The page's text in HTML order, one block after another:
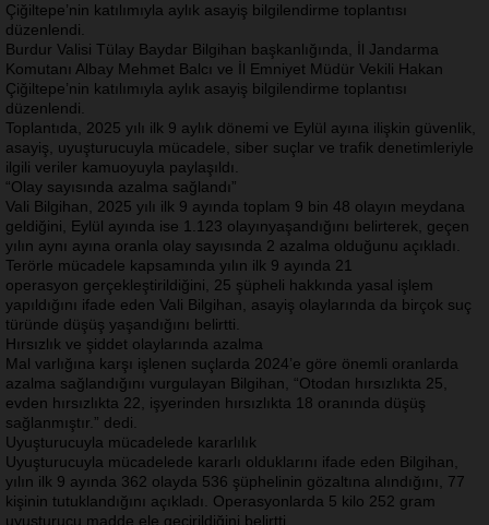
Çiğiltepe’nin katılımıyla aylık asayiş bilgilendirme toplantısı
düzenlendi.
Burdur Valisi Tülay Baydar Bilgihan başkanlığında, İl Jandarma
Komutanı Albay Mehmet Balcı ve İl Emniyet Müdür Vekili Hakan
Çiğiltepe’nin katılımıyla aylık asayiş bilgilendirme toplantısı
düzenlendi.
Toplantıda, 2025 yılı ilk 9 aylık dönemi ve Eylül ayına ilişkin güvenlik,
asayiş, uyuşturucuyla mücadele, siber suçlar ve trafik denetimleriyle
ilgili veriler kamuoyuyla paylaşıldı.
“Olay sayısında azalma sağlandı”
Vali Bilgihan, 2025 yılı ilk 9 ayında toplam 9 bin 48 olayın meydana
geldiğini, Eylül ayında ise 1.123 olayınyaşandığını belirterek, geçen
yılın aynı ayına oranla olay sayısında 2 azalma olduğunu açıkladı.
Terörle mücadele kapsamında yılın ilk 9 ayında 21
operasyon gerçekleştirildiğini, 25 şüpheli hakkında yasal işlem
yapıldığını ifade eden Vali Bilgihan, asayiş olaylarında da birçok suç
türünde düşüş yaşandığını belirtti.
Hırsızlık ve şiddet olaylarında azalma
Mal varlığına karşı işlenen suçlarda 2024’e göre önemli oranlarda
azalma sağlandığını vurgulayan Bilgihan, “Otodan hırsızlıkta 25,
evden hırsızlıkta 22, işyerinden hırsızlıkta 18 oranında düşüş
sağlanmıştır.” dedi.
Uyuşturucuyla mücadelede kararlılık
Uyuşturucuyla mücadelede kararlı olduklarını ifade eden Bilgihan,
yılın ilk 9 ayında 362 olayda 536 şüphelinin gözaltına alındığını, 77
kişinin tutuklandığını açıkladı. Operasyonlarda 5 kilo 252 gram
uyuşturucu madde ele geçirildiğini belirtti.